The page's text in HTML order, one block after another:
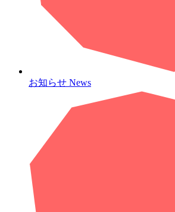
お知らせ News